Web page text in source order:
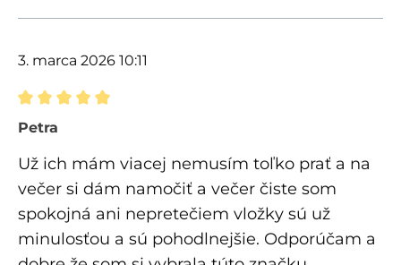
3. marca 2026 10:11
Recenzia s hodnotením 5 z 5 hviezdičiek
Petra
Už ich mám viacej nemusím toľko prať a na
večer si dám namočiť a večer čiste som
spokojná ani nepretečiem vložky sú už
minulosťou a sú pohodlnejšie. Odporúčam a